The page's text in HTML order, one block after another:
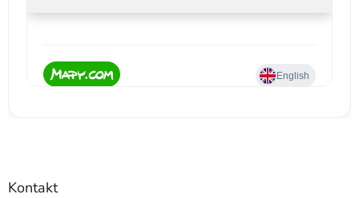
Kontakt